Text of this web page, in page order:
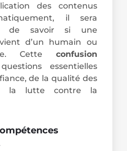
des contenus
il sera
de savoir si une
d’un humain ou
Cette confusion
essentielles
de la qualité des
la lutte contre la